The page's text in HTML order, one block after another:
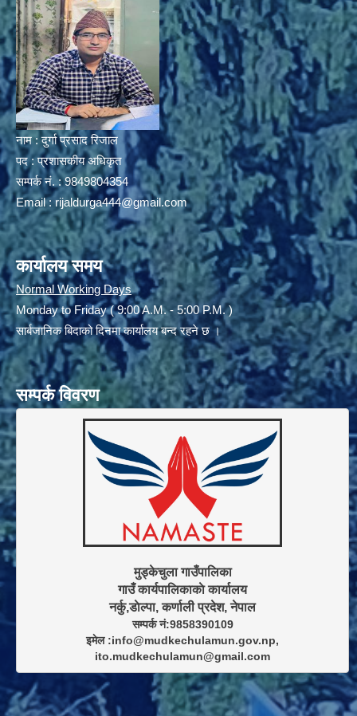
नाम : दुर्गा प्रसाद रिजाल
पद : प्रशासकीय अधिकृत
सम्पर्क नं. : 9849804354
Email : rijaldurga444@gmail.com
कार्यालय समय
Normal Working Days
Monday to Friday ( 9:00 A.M. - 5:00 P.M. )
सार्बजानिक बिदाको दिनमा कार्यालय बन्द रहने छ ।
सम्पर्क विवरण
मुड्केचुला गाउँपालिका
गाउँ कार्यपालिकाकाे कार्यालय
सम्पर्क नं:9858390109
इमेल :info@mudkechulamun.gov.np,
ito.mudkechulamun@gmail.com